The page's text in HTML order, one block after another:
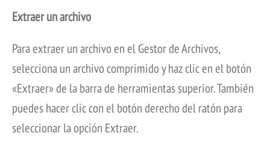
Extraer un archivo
Para extraer un archivo en el Gestor de Archivos,
selecciona un archivo comprimido y haz clic en el botón
«Extraer» de la barra de herramientas superior. También
puedes hacer clic con el botón derecho del ratón para
seleccionar la opción Extraer.